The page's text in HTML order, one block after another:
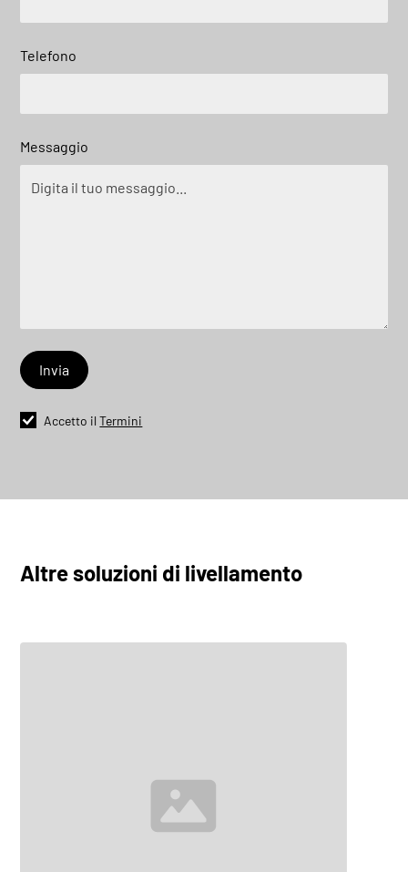
Telefono
Messaggio
Accetto ilTermini
Altre soluzioni di livellamento